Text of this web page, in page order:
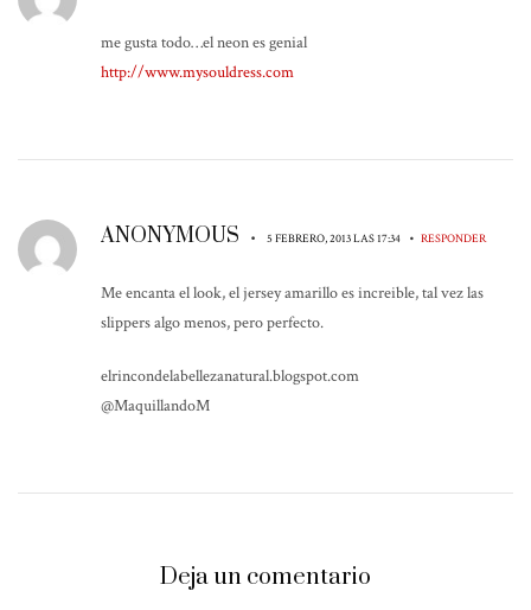
me gusta todo…el neon es genial
http://www.mysouldress.com
ANONYMOUS • 5 FEBRERO, 2013 LAS 17:34 • RESPONDER
Me encanta el look, el jersey amarillo es increible, tal vez las
slippers algo menos, pero perfecto.
elrincondelabellezanatural.blogspot.com
@MaquillandoM
Deja un comentario